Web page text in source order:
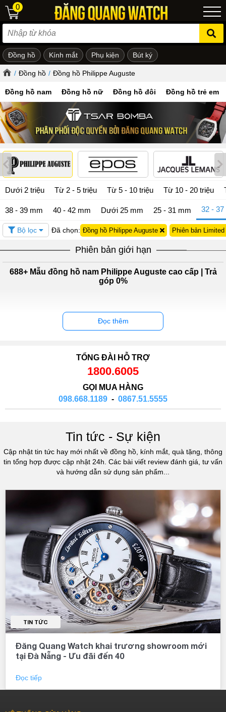
em
0
Đồng hồ Kính mắt Phụ kiện Bút ký
/ Đồng hồ / Đồng hồ Philippe Auguste
Đồng hồ nam Đồng hồ nữ Đồng hồ đôi Đồng hồ trẻ em
Dưới 2 triệu Từ 2 - 5 triệu Từ 5 - 10 triệu Từ 10 - 20 triệu
38 - 39 mm 40 - 42 mm Dưới 25 mm 25 - 31 mm 32 -
Bộ lọc Đã chọn: Đồng hồ Philippe Auguste Phiên bản Limited
Phiên bản giới hạn
688+ Mẫu đồng hồ nam Philippe Auguste cao cấp | Trả
góp 0%
Đọc thêm
TỔNG ĐÀI HỖ TRỢ
1800.6005
GỌI MUA HÀNG
098.668.1189 - 0867.51.5555
Tin tức - Sự kiện
Cập nhật tin tức hay mới nhất về đồng hồ, kính mắt, quà tặng, thông
tin tổng hợp được cập nhật 24h. Các bài viết review đánh giá, tư vấn
và hướng dẫn sử dụng sản phẩm...
TIN TỨC
Đăng Quang Watch khai trương showroom mới
tại Đà Nẵng - Ưu đãi đến 40
Đọc tiếp